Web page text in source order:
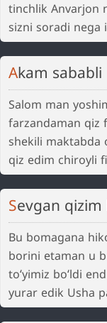
tinchlik Anvarjon
sizni soradi nega
Akam sababli
Salom man
farzandaman qiz
shekili maktabda
qiz edim chiroyli
Sevgan
Bu bomagana
borini etaman u
toʻyimiz boʻldi
yurar edik Usha